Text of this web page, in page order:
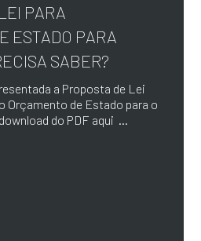
PARA
ESTADO PARA
SABER?
a Proposta de Lei
Orçamento de Estado para o
do PDF aqui ...